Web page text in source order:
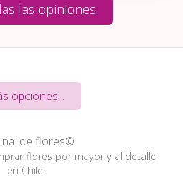
las opiniones
opciones...
de flores©
flores por mayor y al detalle
en Chile